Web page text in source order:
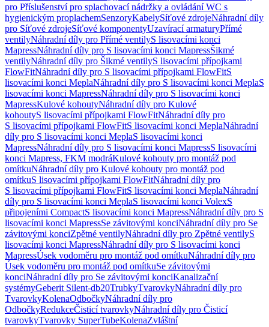
pro Příslušenství pro splachovací nádržky a ovládání WC s
hygienickým proplachemSenzoryKabelySíťové zdrojeNáhradní díly
pro Síťové zdrojeSíťové komponentyUzavírací armaturyPřímé
ventilyNáhradní díly pro Přímé ventilyS lisovacími konci
MapressNáhradní díly pro S lisovacími konci MapressŠikmé
ventilyNáhradní díly pro Šikmé ventilyS lisovacími přípojkami
FlowFitNáhradní díly pro S lisovacími přípojkami FlowFitS
lisovacími konci MeplaNáhradní díly pro S lisovacími konci MeplaS
lisovacími konci MapressNáhradní díly pro S lisovacími konci
MapressKulové kohoutyNáhradní díly pro Kulové
kohoutyS lisovacími přípojkami FlowFitNáhradní díly pro
S lisovacími přípojkami FlowFitS lisovacími konci MeplaNáhradní
díly pro S lisovacími konci MeplaS lisovacími konci
MapressNáhradní díly pro S lisovacími konci MapressS lisovacími
konci Mapress, FKM modráKulové kohouty pro montáž pod
omítkuNáhradní díly pro Kulové kohouty pro montáž pod
omítkuS lisovacími přípojkami FlowFitNáhradní díly pro
S lisovacími přípojkami FlowFitS lisovacími konci MeplaNáhradní
díly pro S lisovacími konci MeplaS lisovacími konci VolexS
připojeními CompactS lisovacími konci MapressNáhradní díly pro S
lisovacími konci MapressSe závitovými konciNáhradní díly pro Se
závitovými konciZpětné ventilyNáhradní díly pro Zpětné ventilyS
lisovacími konci MapressNáhradní díly pro S lisovacími konci
MapressÚsek vodoměru pro montáž pod omítkuNáhradní díly pro
Úsek vodoměru pro montáž pod omítkuSe závitovými
konciNáhradní díly pro Se závitovými konciKanalizační
systémyGeberit Silent-db20TrubkyTvarovkyNáhradní díly pro
TvarovkyKolenaOdbočkyNáhradní díly pro
OdbočkyRedukceČisticí tvarovkyNáhradní díly pro Čisticí
tvarovkyTvarovky SuperTubeKolenaZvláštní